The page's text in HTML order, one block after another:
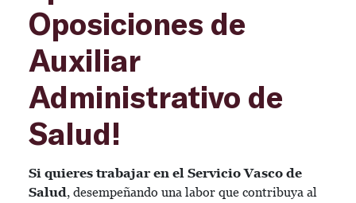
Oposiciones de
Auxiliar
Administrativo de
Salud!
Si quieres trabajar en el Servicio Vasco de
Salud, desempeñando una labor que contribuya al